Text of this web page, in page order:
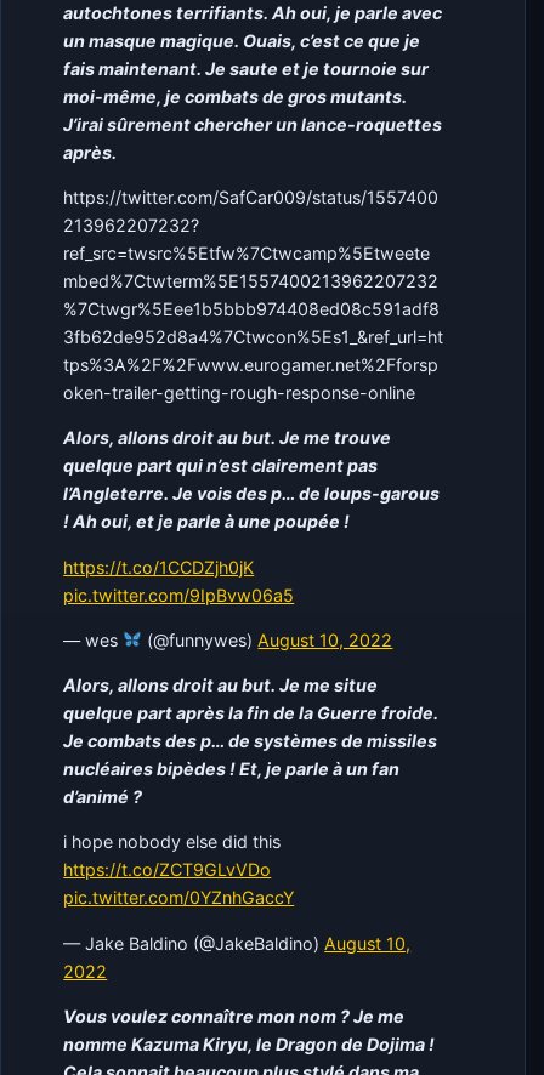
autochtones terrifiants. Ah oui, je parle avec
un masque magique. Ouais, c’est ce que je
fais maintenant. Je saute et je tournoie sur
moi-même, je combats de gros mutants.
J’irai sûrement chercher un lance-roquettes
après.
https://twitter.com/SafCar009/status/1557400
213962207232?
ref_src=twsrc%5Etfw%7Ctwcamp%5Etweete
mbed%7Ctwterm%5E1557400213962207232
%7Ctwgr%5Eee1b5bbb974408ed08c591adf8
3fb62de952d8a4%7Ctwcon%5Es1_&ref_url=ht
tps%3A%2F%2Fwww.eurogamer.net%2Fforsp
oken-trailer-getting-rough-response-online
Alors, allons droit au but. Je me trouve
quelque part qui n’est clairement pas
l’Angleterre. Je vois des p… de loups-garous
! Ah oui, et je parle à une poupée !
https://t.co/1CCDZjh0jK
pic.twitter.com/9IpBvw06a5
— wes (@funnywes) August 10, 2022
Alors, allons droit au but. Je me situe
quelque part après la fin de la Guerre froide.
Je combats des p… de systèmes de missiles
nucléaires bipèdes ! Et, je parle à un fan
d’animé ?
i hope nobody else did this
https://t.co/ZCT9GLvVDo
pic.twitter.com/0YZnhGaccY
— Jake Baldino (@JakeBaldino) August 10,
2022
Vous voulez connaître mon nom ? Je me
nomme Kazuma Kiryu, le Dragon de Dojima !